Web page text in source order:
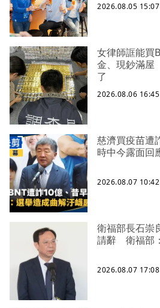
2026.08.05 15:07
女律師誆能買
金、現鈔滿
了
2026.08.06 16:45
慈濟買疫苗
時中今露面回
2026.08.07 10:42
衛福部長石崇
請辭 衛福部
2026.08.07 17:08